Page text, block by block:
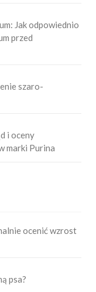
Jak odpowiednio
przed
szaro-
i oceny
marki Purina
ocenić wzrost
psa?